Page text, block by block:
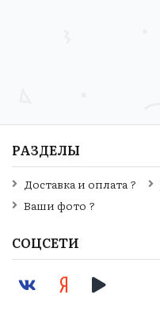
РАЗДЕЛЫ
Доставка и оплата ?
Ваши фото ?
СОЦСЕТИ